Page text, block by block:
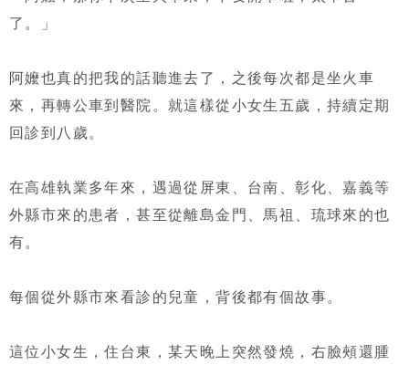
了。」
阿嬤也真的把我的話聽進去了，之後每次都是坐火車
來，再轉公車到醫院。就這樣從小女生五歲，持續定期
回診到八歲。
在高雄執業多年來，遇過從屏東、台南、彰化、嘉義等
外縣市來的患者，甚至從離島金門、馬祖、琉球來的也
有。
每個從外縣市來看診的兒童，背後都有個故事。
這位小女生，住台東，某天晚上突然發燒，右臉頰還腫